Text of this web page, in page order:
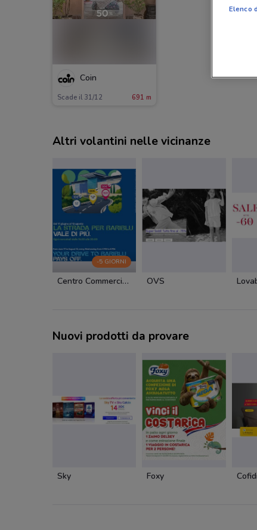
Coin
Scade il 31/12 691 m
Altri volantini nelle vicinanze
-5 GIORNI
Centro Commerciale BariBlu OVS
Nuovi prodotti da provare
Sky Foxy
Elenco